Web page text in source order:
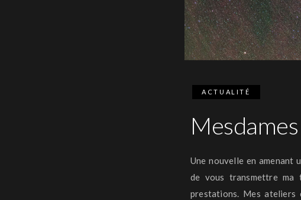
ACTUALITÉ
Une nouvelle en amenant
de vous transmettre ma
prestations. Mes